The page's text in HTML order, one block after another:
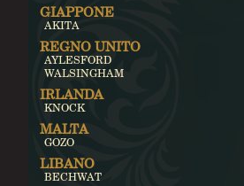
GIAPPONE
AKITA
REGNO UNITO
AYLESFORD
WALSINGHAM
IRLANDA
KNOCK
MALTA
GOZO
LIBANO
BECHWAT